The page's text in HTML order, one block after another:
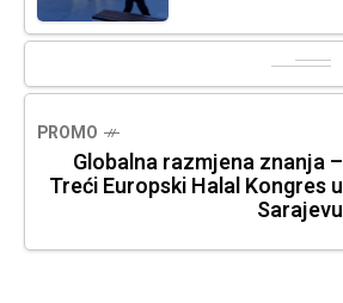
PROMO
Globalna razmjena znanja –
Treći Europski Halal Kongres u
Sarajevu